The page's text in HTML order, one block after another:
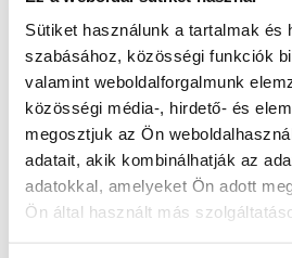
Sütiket használunk a tartalmak és
szabásához, közösségi funkciók
valamint weboldalforgalmunk
közösségi média-, hirdető- és
megosztjuk az Ön
adatait, akik kombinálhatják az
adatokkal, amelyeket Ön adott
Ön által használt más
Felvétel az általános iskolai 5., 6., 7.
eredmények alapján
Gazdálkodás és menedzsment
Egyedi kód: 0005
5 évfolyamos képzés
választható idegen nyelvek: angol/német